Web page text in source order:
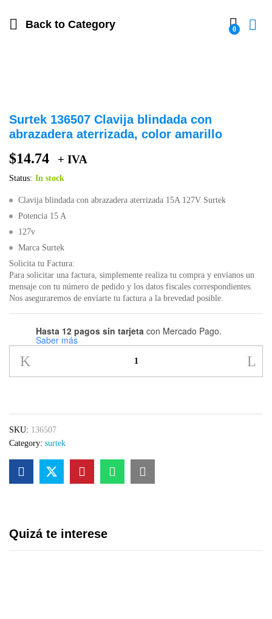
Back to Category 0
Surtek 136507 Clavija blindada con
abrazadera aterrizada, color amarillo
$14.74 + IVA
Status: In stock
Clavija blindada con abrazadera aterrizada 15A 127V Surtek
Potencia 15 A
127v
Marca Surtek
Solicita tu Factura:
Para solicitar una factura, simplemente realiza tu compra y envíanos un
mensaje con tu número de pedido y los datos fiscales correspondientes.
Nos aseguraremos de enviarte tu factura a la brevedad posible.
Hasta 12 pagos sin tarjeta con Mercado Pago.
Saber más
136507
Clavija
aterrizada,
color
amarillo
SKU: 136507
Category: surtek
Quizá te interese